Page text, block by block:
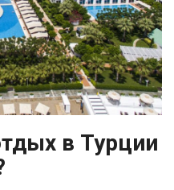
в Турции